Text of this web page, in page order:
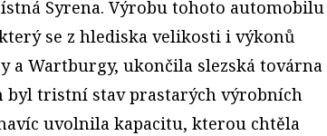
Syrena. Výrobu tohoto automobilu
se z hlediska velikosti i výkonů
a Wartburgy, ukončila slezská továrna
byl tristní stav prastarých výrobních
uvolnila kapacitu, kterou chtěla